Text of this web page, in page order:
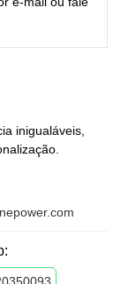
inigualáveis,